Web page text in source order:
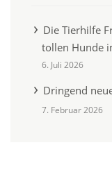
Die Tierhilfe
tollen Hunde
6. Juli 2026
Dringend
7. Februar 2026